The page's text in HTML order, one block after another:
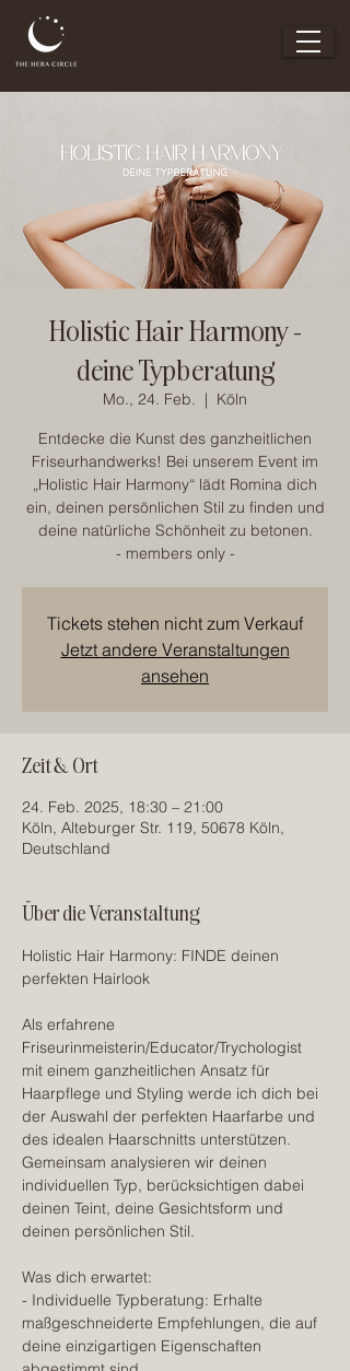
Holistic Hair Harmony -
deine Typberatung
Mo., 24. Feb.
  |
Köln
Entdecke die Kunst des ganzheitlichen
Friseurhandwerks! Bei unserem Event im
„Holistic Hair Harmony“ lädt Romina dich
ein, deinen persönlichen Stil zu finden und
deine natürliche Schönheit zu betonen.
- members only -
Tickets stehen nicht zum Verkauf
Jetzt andere Veranstaltungen
ansehen
Zeit & Ort
24. Feb. 2025, 18:30 – 21:00
Köln, Alteburger Str. 119, 50678 Köln,
Deutschland
Über die Veranstaltung
Holistic Hair Harmony: FINDE deinen
perfekten Hairlook
Als erfahrene
Friseurinmeisterin/Educator/Trychologist
mit einem ganzheitlichen Ansatz für
Haarpflege und Styling werde ich dich bei
der Auswahl der perfekten Haarfarbe und
des idealen Haarschnitts unterstützen.
Gemeinsam analysieren wir deinen
individuellen Typ, berücksichtigen dabei
deinen Teint, deine Gesichtsform und
deinen persönlichen Stil.
Was dich erwartet:
- Individuelle Typberatung: Erhalte
maßgeschneiderte Empfehlungen, die auf
deine einzigartigen Eigenschaften